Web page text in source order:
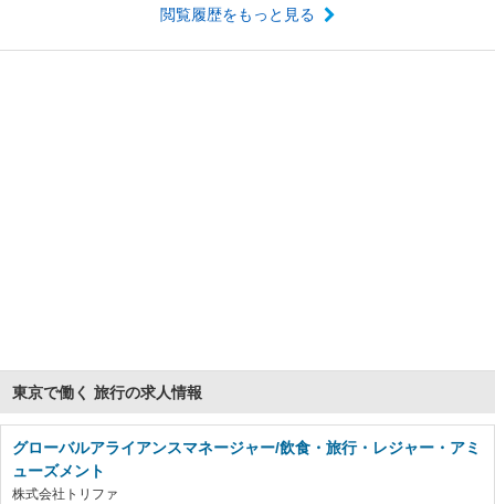
閲覧履歴をもっと見る
東京で働く 旅行の求人情報
グローバルアライアンスマネージャー/飲食・旅行・レジャー・アミ
ューズメント
株式会社トリファ